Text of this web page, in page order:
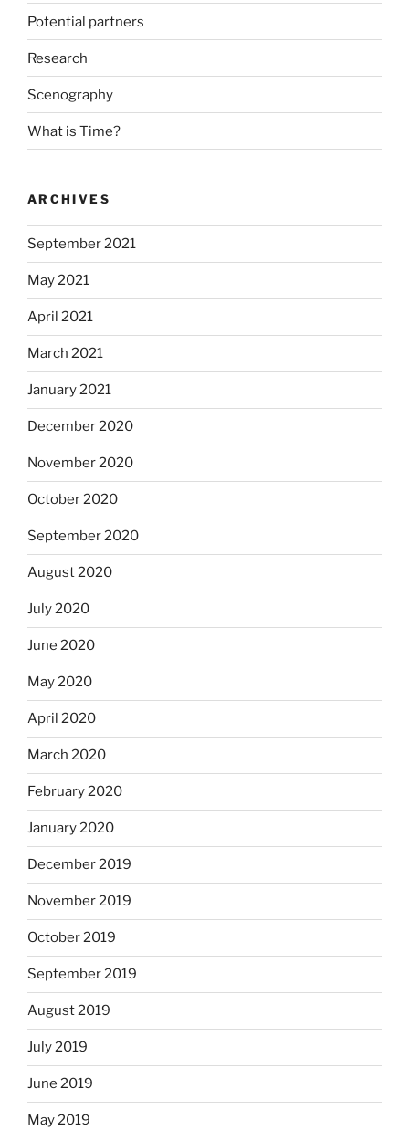
Potential partners
Research
Scenography
What is Time?
ARCHIVES
September 2021
May 2021
April 2021
March 2021
January 2021
December 2020
November 2020
October 2020
September 2020
August 2020
July 2020
June 2020
May 2020
April 2020
March 2020
February 2020
January 2020
December 2019
November 2019
October 2019
September 2019
August 2019
July 2019
June 2019
May 2019